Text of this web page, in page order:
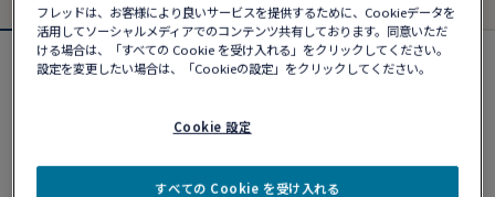
カスタマイズ可能
フレッドは、お客様により良いサービスを提供するために、Cookieデータを
活用してソーシャルメディアでのコンテンツ共有しております。同意いただ
ける場合は、「すべての Cookie を受け入れる」をクリックしてください。
設定を変更したい場合は、「Cookieの設定」をクリックしてください。
Cookie 設定
すべての Cookie を受け入れる